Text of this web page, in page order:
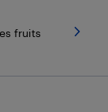
fruits